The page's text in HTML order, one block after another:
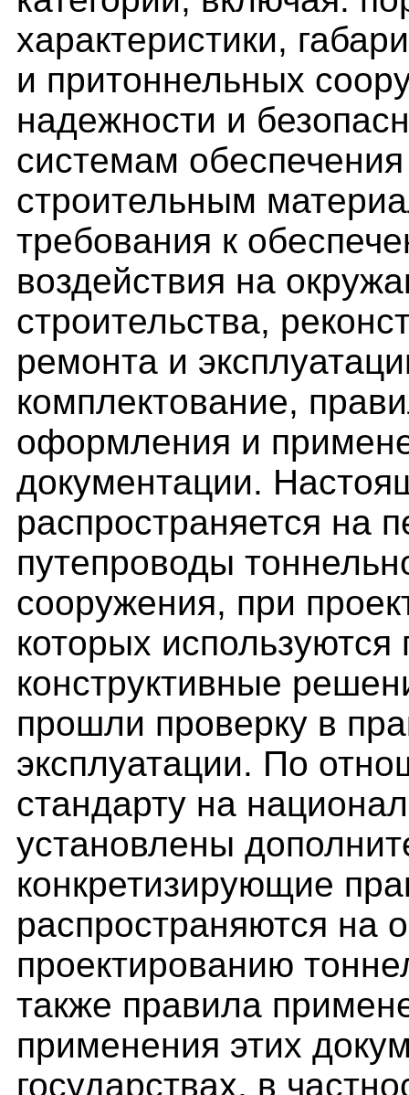
характеристики,
и притоннельных
надежности и
системам
строительным
требования к
воздействия на
строительства,
ремонта и
комплектование,
оформления и
документации.
распространяется на
путепроводы
сооружения, при
которых
конструктивные
прошли проверку в
эксплуатации. По
стандарту на
установлены
конкретизирующие
распространяются на
проектированию
также правила
применения этих
государствах, в